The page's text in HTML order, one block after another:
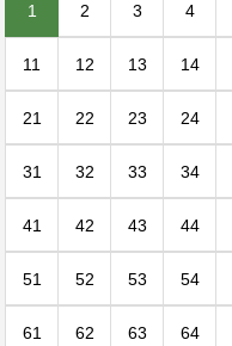
1 2 3 4
11 12 13 14
21 22 23 24
31 32 33 34
41 42 43 44
51 52 53 54
61 62 63 64